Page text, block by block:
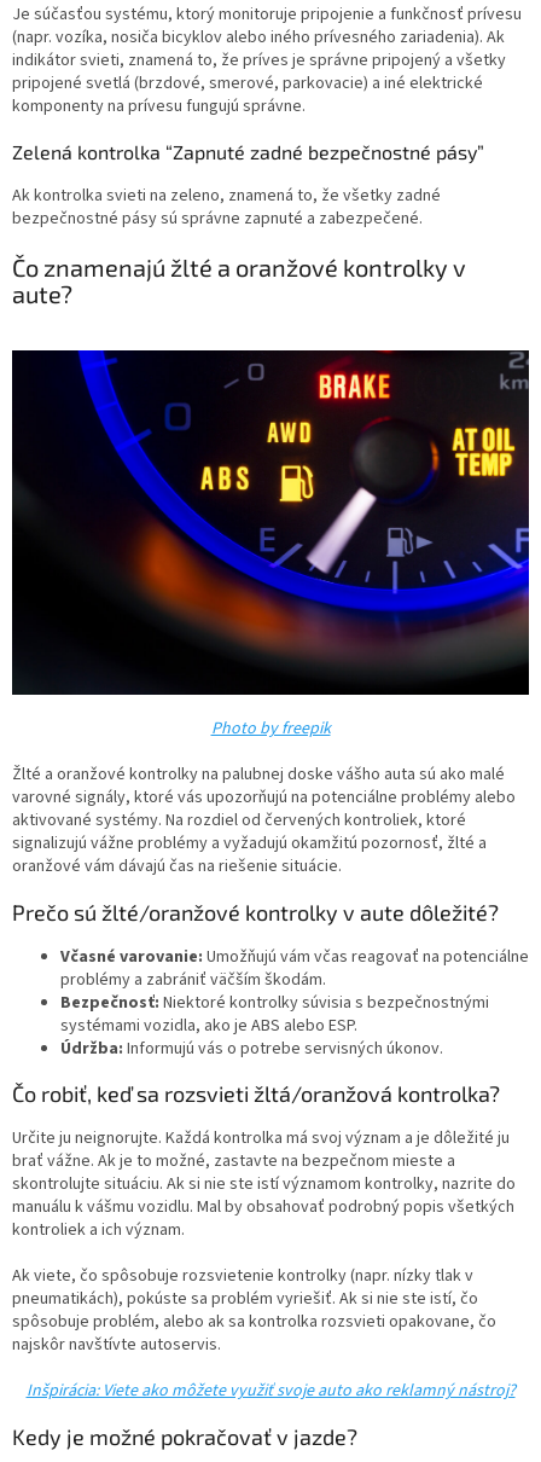
Je súčasťou systému, ktorý monitoruje pripojenie a funkčnosť prívesu
(napr. vozíka, nosiča bicyklov alebo iného prívesného zariadenia). Ak
indikátor svieti, znamená to, že príves je správne pripojený a všetky
pripojené svetlá (brzdové, smerové, parkovacie) a iné elektrické
komponenty na prívesu fungujú správne.
Zelená kontrolka “Zapnuté zadné bezpečnostné pásy”
Ak kontrolka svieti na zeleno, znamená to, že všetky zadné
bezpečnostné pásy sú správne zapnuté a zabezpečené.
Čo znamenajú žlté a oranžové kontrolky v
aute?
Photo by freepik
Žlté a oranžové kontrolky na palubnej doske vášho auta sú ako malé
varovné signály, ktoré vás upozorňujú na potenciálne problémy alebo
aktivované systémy. Na rozdiel od červených kontroliek, ktoré
signalizujú vážne problémy a vyžadujú okamžitú pozornosť, žlté a
oranžové vám dávajú čas na riešenie situácie.
Prečo sú žlté/oranžové kontrolky v aute dôležité?
Včasné varovanie: Umožňujú vám včas reagovať na potenciálne
problémy a zabrániť väčším škodám.
Bezpečnosť: Niektoré kontrolky súvisia s bezpečnostnými
systémami vozidla, ako je ABS alebo ESP.
Údržba: Informujú vás o potrebe servisných úkonov.
Čo robiť, keď sa rozsvieti žltá/oranžová kontrolka?
Určite ju neignorujte. Každá kontrolka má svoj význam a je dôležité ju
brať vážne. Ak je to možné, zastavte na bezpečnom mieste a
skontrolujte situáciu. Ak si nie ste istí významom kontrolky, nazrite do
manuálu k vášmu vozidlu. Mal by obsahovať podrobný popis všetkých
kontroliek a ich význam.
Ak viete, čo spôsobuje rozsvietenie kontrolky (napr. nízky tlak v
pneumatikách), pokúste sa problém vyriešiť. Ak si nie ste istí, čo
spôsobuje problém, alebo ak sa kontrolka rozsvieti opakovane, čo
najskôr navštívte autoservis.
Inšpirácia: Viete ako môžete využiť svoje auto ako reklamný nástroj?
Kedy je možné pokračovať v jazde?